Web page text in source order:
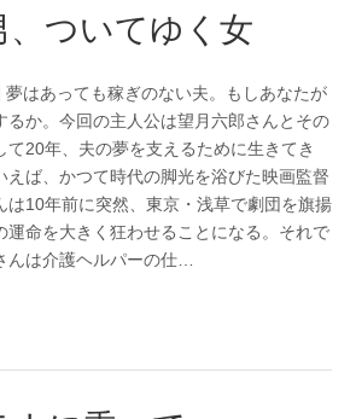
ついてゆく女
はあっても稼ぎのない夫。もしあなたが
るか。今回の主人公は望月六郎さんとその
て20年、夫の夢を支えるために生きてき
えば、かつて時代の脚光を浴びた映画監督
は10年前に突然、東京・浅草で劇団を旗揚
運命を大きく狂わせることになる。それで
んは介護ヘルパーの仕…